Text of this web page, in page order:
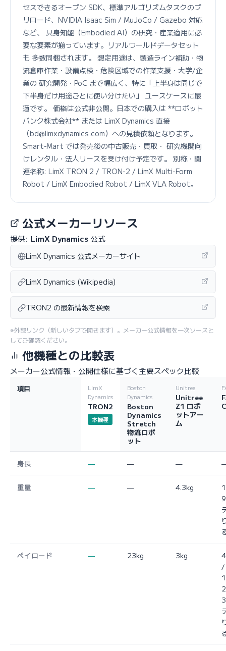
セスできるオープン SDK、標準アルゴリズムタスクのプ
リロード、NVIDIA Isaac Sim / MuJoCo / Gazebo 対応
など、 具身知能（Embodied AI）の研究・産業適用に必
要な要素が揃っています。リアルワールドデータセット
も 多数同梱されます。 想定用途は、製造ライン補助・物
流倉庫作業・設備点検・危険区域での作業支援・大学/企
業の 研究開発・PoC まで幅広く、特に「上半身は同じで
下半身だけ用途ごとに使い分けたい」 ユースケースに最
適です。 価格は公式非公開。日本での購入は **ロボット
バンク株式会社** または LimX Dynamics 直接
（bd@limxdynamics.com）への見積依頼となります。
Smart-Mart では発売後の中古販売・買取・ 研究機関向
けレンタル・法人リースを受け付け予定です。 別称・関
連名称: LimX TRON 2 / TRON-2 / LimX Multi-Form
Robot / LimX Embodied Robot / LimX VLA Robot。
公式メーカーリソース
提供: LimX Dynamics公式
LimX Dynamics 公式メーカーサイト
LimX Dynamics (Wikipedia)
TRON2 の最新情報を検索
※外部リンク（新しいタブで開きます）。メーカー公式情報を一次ソースと
してご確認ください。
他機種との比較表
メーカー公式情報・公開仕様に基づく主要スペック比較
項目
LimX
Dynamics
TRON2
本機種
Boston
Dynamics
Boston
Dynamics
Stretch
物流ロボ
ット
Unitree
Unitree
Z1 ロボ
ットアー
ム
身長 — — —
重量 — — 4.3kg
ペイロード — 23kg 3kg
/